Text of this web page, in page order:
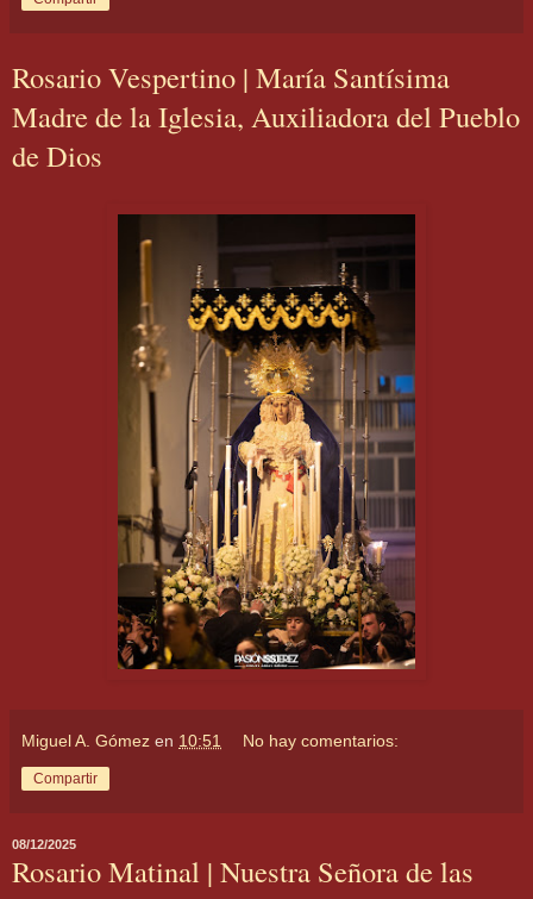
Rosario Vespertino | María Santísima
Madre de la Iglesia, Auxiliadora del Pueblo
de Dios
Miguel A. Gómez en 10:51 No hay comentarios:
Compartir
08/12/2025
Rosario Matinal | Nuestra Señora de las